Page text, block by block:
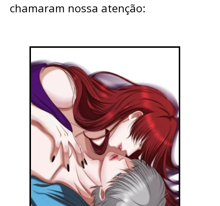
chamaram nossa atenção: